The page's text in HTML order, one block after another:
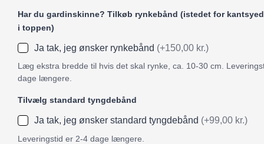
Har du gardinskinne? Tilkøb rynkebånd (istedet for
i toppen)
Ja tak, jeg ønsker rynkebånd (+150,00 kr.)
Læg ekstra bredde til hvis det skal rynke, ca. 10-30 cm.
dage længere.
Tilvælg standard tyngdebånd
Ja tak, jeg ønsker standard tyngdebånd (+99,00 kr.)
Leveringstid er 2-4 dage længere.